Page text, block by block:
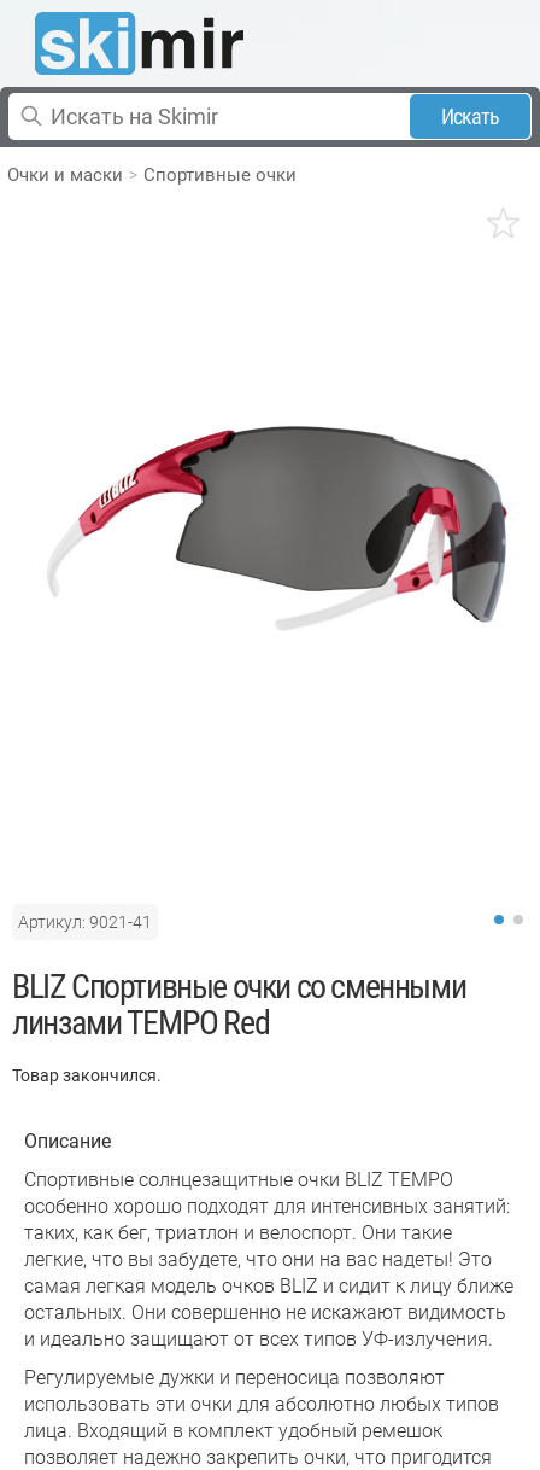
Искать
Очки и маски Спортивные очки
Артикул: 9021-41
BLIZ Спортивные очки со сменными
линзами TEMPO Red
Товар закончился.
Описание
Спортивные солнцезащитные очки BLIZ TEMPO
особенно хорошо подходят для интенсивных занятий:
таких, как бег, триатлон и велоспорт. Они такие
легкие, что вы забудете, что они на вас надеты! Это
самая легкая модель очков BLIZ и сидит к лицу ближе
остальных. Они совершенно не искажают видимость
и идеально защищают от всех типов УФ-излучения.
Регулируемые дужки и переносица позволяют
использовать эти очки для абсолютно любых типов
лица. Входящий в комплект удобный ремешок
позволяет надежно закрепить очки, что пригодится